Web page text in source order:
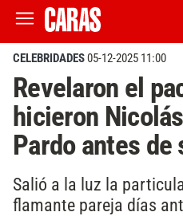
CELEBRIDADES05-12-2025 11:00
Revelaron el
hicieron
Pardo antes de
Salió a la luz la
flamante pareja días